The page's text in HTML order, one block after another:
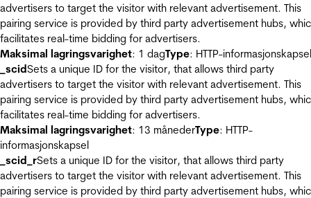
advertisers to target the visitor with relevant advertisement. This
pairing service is provided by third party advertisement hubs,
facilitates real-time bidding for advertisers.
Maksimal lagringsvarighet: 1 dagType: HTTP-informasjonskapsel
_scidSets a unique ID for the visitor, that allows third party
advertisers to target the visitor with relevant advertisement. This
pairing service is provided by third party advertisement hubs,
facilitates real-time bidding for advertisers.
Maksimal lagringsvarighet: 13 månederType: HTTP-
informasjonskapsel
_scid_rSets a unique ID for the visitor, that allows third party
advertisers to target the visitor with relevant advertisement. This
pairing service is provided by third party advertisement hubs,